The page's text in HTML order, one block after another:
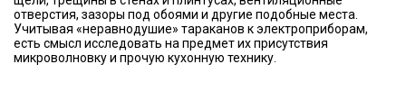
отверстия, зазоры под обоями и другие подобные места.
Учитывая «неравнодушие» тараканов к электроприборам,
есть смысл исследовать на предмет их присутствия
микроволновку и прочую кухонную технику.